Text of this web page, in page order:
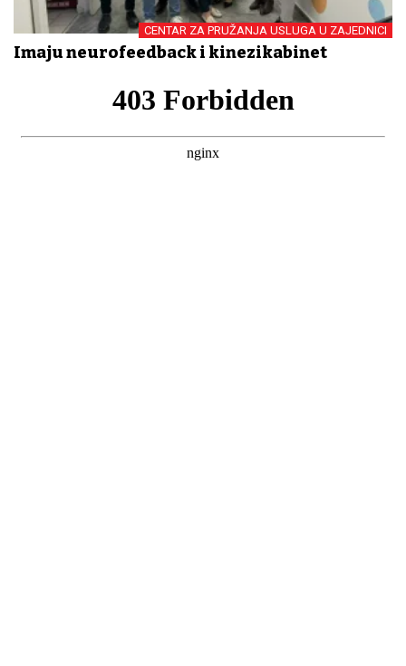
CENTAR ZA PRUŽANJA USLUGA U ZAJEDNICI
Imaju neurofeedback i kinezikabinet